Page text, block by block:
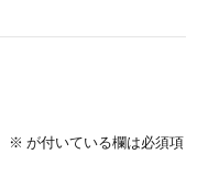
※ が付いている欄は必須項